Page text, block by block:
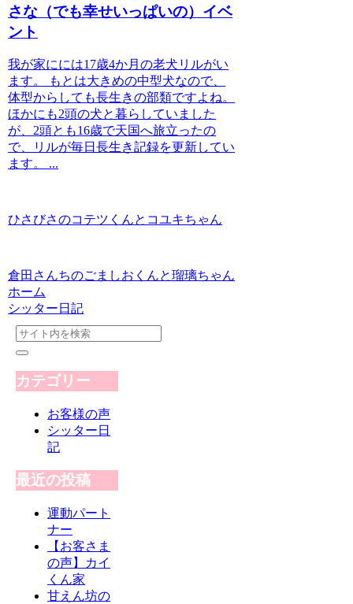
さな（でも幸せいっぱいの）イベ
ント
我が家にには17歳4か月の老犬リルがい
ます。 もとは大きめの中型犬なので、
体型からしても長生きの部類ですよね。
ほかにも2頭の犬と暮らしていました
が、2頭とも16歳で天国へ旅立ったの
で、リルが毎日長生き記録を更新してい
ます。 ...
ひさびさのコテツくんとコユキちゃん
倉田さんちのごましおくんと瑠璃ちゃん
ホーム
シッター日記
カテゴリー
お客様の声
シッター日
記
最近の投稿
運動パート
ナー
【お客さま
の声】カイ
くん家
甘えん坊の